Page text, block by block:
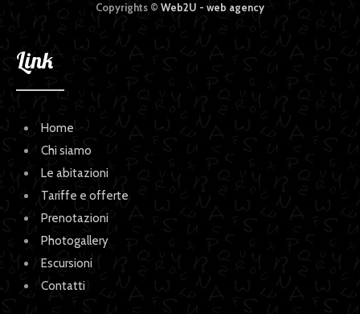
Copyrights © Web2U - web agency
Link
Home
Chi siamo
Le abitazioni
Tariffe e offerte
Prenotazioni
Photogallery
Escursioni
Contatti